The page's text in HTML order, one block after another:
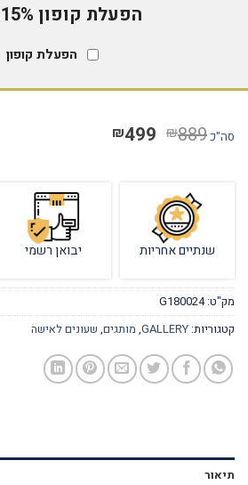
הפעלת קופון 15% הנחה
הפעלת קופון
סה"כ ₪889
₪499
שנתיים אחריות יבואן רשמי
מק"ט:G180024
קטגוריות: GALLERY
, מותגים, שעונים לאישה
תיאור